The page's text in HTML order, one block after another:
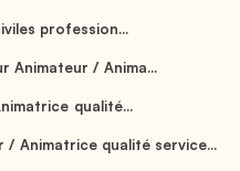
profession...
Animateur / Anima...
qualité...
/ Animatrice qualité service...